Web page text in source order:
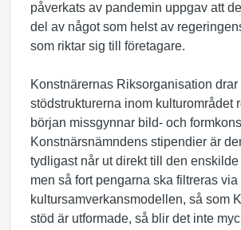
påverkats av pandemin uppgav att
del av något som helst av
som riktar sig till företagare.
Konstnärernas Riksorganisation
stödstrukturerna inom kulturområdet
början missgynnar bild- och
Konstnärsnämndens stipendier är
tydligast når ut direkt till den
men så fort pengarna ska filtreras
kultursamverkansmodellen, så som
stöd är utformade, så blir det inte